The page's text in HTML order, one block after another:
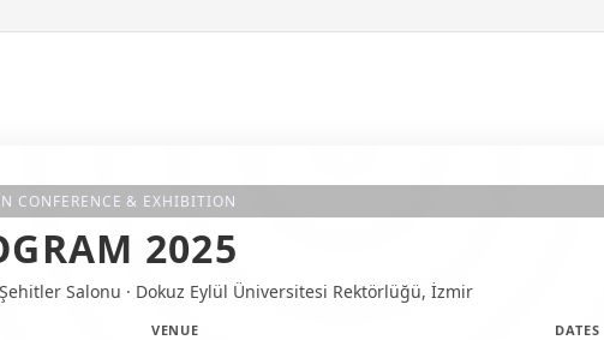
CONFERENCE & EXHIBITION
2025
Şehitler Salonu · Dokuz Eylül Üniversitesi Rektörlüğü, İzmir
VENUE DATES